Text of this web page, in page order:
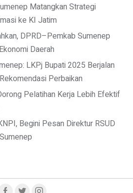
Matangkan Strategi
ke KI Jatim
DPRD–Pemkab Sumenep
Daerah
LKPj Bupati 2025 Berjalan
Perbaikan
Pelatihan Kerja Lebih Efektif
Begini Pesan Direktur RSUD